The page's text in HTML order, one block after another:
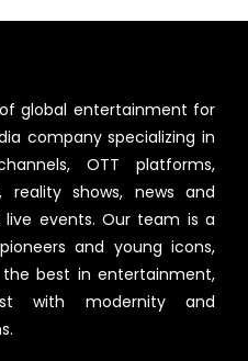
global entertainment for
company specializing in
OTT platforms,
shows, news and
events. Our team is a
and young icons,
best in entertainment,
with modernity and